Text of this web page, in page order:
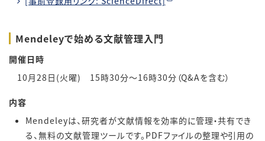
Mendeleyで始める文献管理入門
開催日時
10月28日(火曜) 15時30分～16時30分（Q&Aを含む）
内容
Mendeleyは、研究者が文献情報を効率的に管理・共有でき
る、無料の文献管理ツールです。PDFファイルの整理や引用の